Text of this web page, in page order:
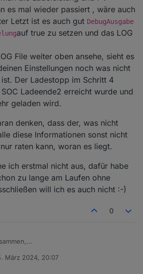
darf aber keinen Einfluss haben wenn
bis x% e3dc überlassen ist.
es mal wieder passiert , wäre auch
Letzt ist es auch gut DebugAusgabe
auf true zu setzen und das LOG
File weiter oben ansehe, sieht es
Einstellungen noch was nicht
Der Ladestopp im Schritt 4
Ladeende2 erreicht wurde und
geladen wird.
denken, dass der, was nicht
diese Informationen sonst nicht
raten kann, woran es liegt.
ich erstmal nicht aus, dafür habe
zu lange am Laufen ohne
will ich es auch nicht :-)
0
70% EEG Begrenzung?
März 2024, 20:07
von